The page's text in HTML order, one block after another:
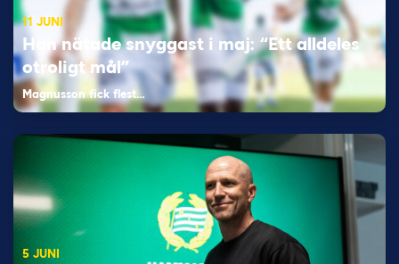
11 JUNI
Han nätade snyggast i maj: “Ett alldeles
otroligt mål”
Magnusson fick flest…
5 JUNI